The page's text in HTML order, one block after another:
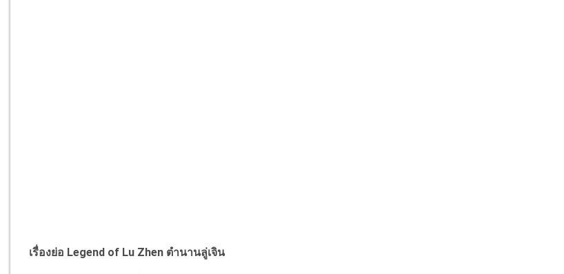
เรื่องย่อ Legend of Lu Zhen ตำนานลู่เจิน